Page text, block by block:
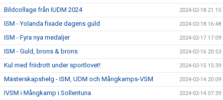
Bildcollage från IUDM 2024 2024-02-18 21:15
ISM - Yolanda fixade dagens guld 2024-02-18 16:48
ISM - Fyra nya medaljer 2024-02-17 17:09
ISM - Guld, brons & brons 2024-02-16 20:53
Kul med friidrott under sportlovet! 2024-02-15 15:39
Mästerskapshelg - ISM, UDM och Mångkamps-VSM 2024-02-14 20:09
IVSM i Mångkamp i Sollentuna 2024-02-14 07:39